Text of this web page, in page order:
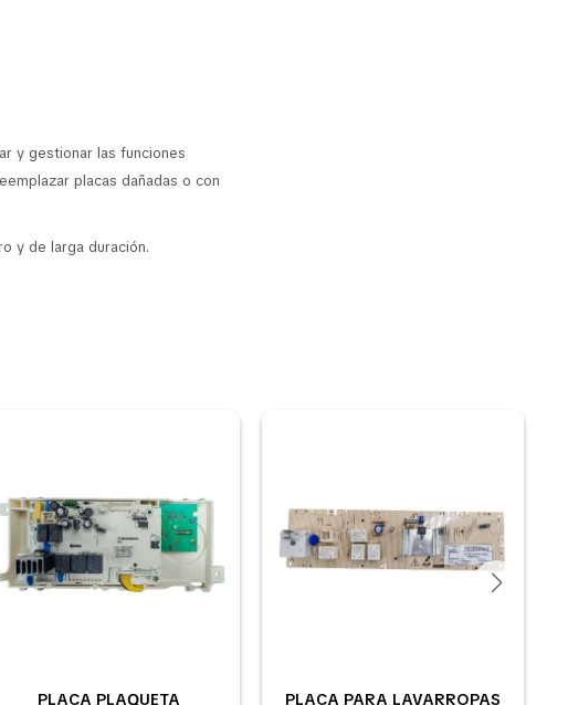
y gestionar las funciones
placas dañadas o con
y de larga duración.
PLACA PLAQUETA
PLACA PARA LAVARROPAS